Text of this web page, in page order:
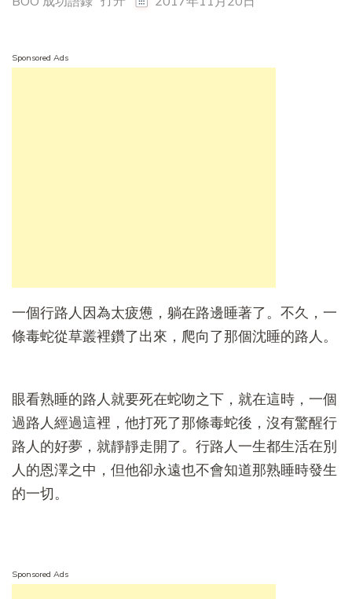
Sponsored Ads
一個行路人因為太疲憊，躺在路邊睡著了。不久，一
條毒蛇從草叢裡鑽了出來，爬向了那個沈睡的路人。
眼看熟睡的路人就要死在蛇吻之下，就在這時，一個
過路人經過這裡，他打死了那條毒蛇後，沒有驚醒行
路人的好夢，就靜靜走開了。行路人一生都生活在別
人的恩澤之中，但他卻永遠也不會知道那熟睡時發生
的一切。
Sponsored Ads